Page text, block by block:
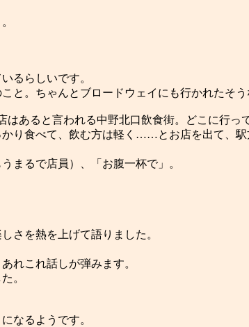
るらしいです。
と。ちゃんとブロードウェイにも行かれたそ
あると言われる中野北口飲食街。どこに行
り食べて、飲む方は軽く……とお店を出て、
まるで店員）、「お腹一杯で」。
さを熱を上げて語りました。
れこれ話しが弾みます。
。
なるようです。